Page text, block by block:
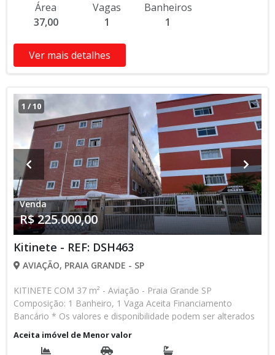
Área
37,00
Vagas
1
Banheiros
1
Ver mais detalhes
1 /10
Venda
R$ 225.000,00
Kitinete - REF: DSH463
AVIAÇÃO, PRAIA GRANDE - SP
KITINETE COM 37 m² - Aviação - Praia Grande SP
Composição: 1 Banheiro, 1 Vaga Aceita Financiamento
Bancário * Os valores e disponibilidade podem ser alterados
sem prévio aviso. Favor verificar entrando em contato com
nossa equipe
Aceita imóvel de Menor valor